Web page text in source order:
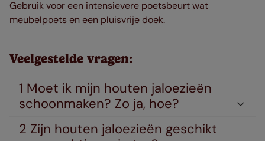
Gebruik voor een intensievere poetsbeurt wat
meubelpoets en een pluisvrije doek.
Veelgestelde vragen:
1 Moet ik mijn houten jaloezieën
schoonmaken? Zo ja, hoe?
2 Zijn houten jaloezieën geschikt